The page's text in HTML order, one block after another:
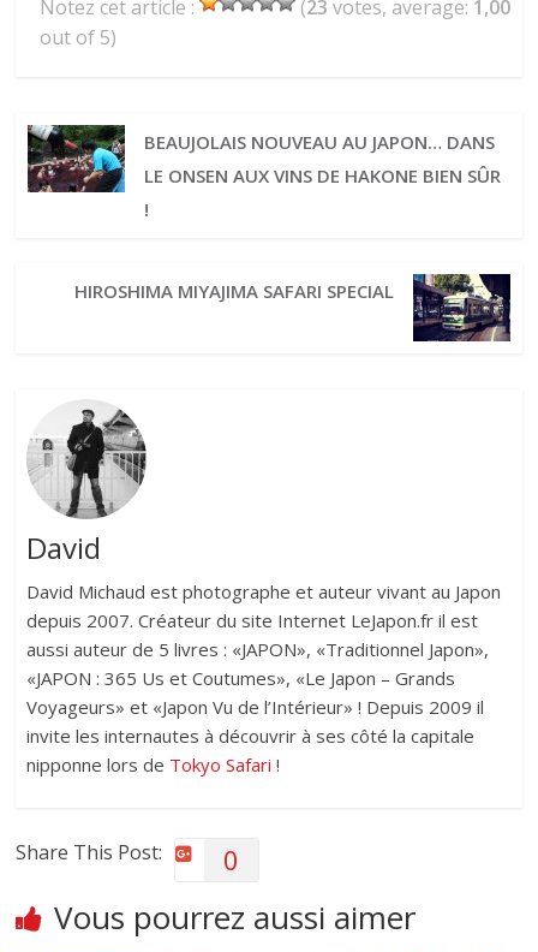
Notez cet article : (23 votes, average: 1,00
out of 5)
BEAUJOLAIS NOUVEAU AU JAPON… DANS
LE ONSEN AUX VINS DE HAKONE BIEN SÛR
!
HIROSHIMA MIYAJIMA SAFARI SPECIAL
David
David Michaud est photographe et auteur vivant au Japon
depuis 2007. Créateur du site Internet LeJapon.fr il est
aussi auteur de 5 livres : «JAPON», «Traditionnel Japon»,
«JAPON : 365 Us et Coutumes», «Le Japon – Grands
Voyageurs» et «Japon Vu de l’Intérieur» ! Depuis 2009 il
invite les internautes à découvrir à ses côté la capitale
nipponne lors de Tokyo Safari !
Share This Post: 0
Vous pourrez aussi aimer